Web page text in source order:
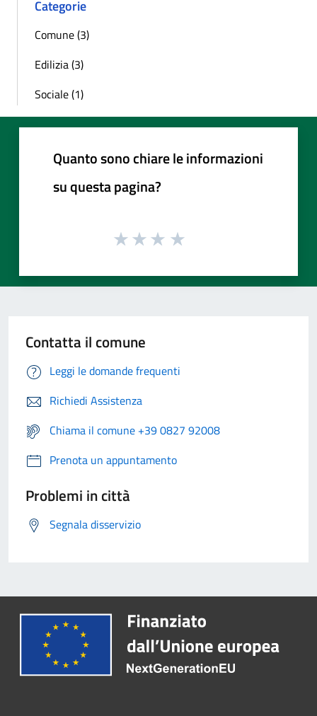
Categorie
Comune (3)
Edilizia (3)
Sociale (1)
Quanto sono chiare le informazioni
su questa pagina?
Contatta il comune
Leggi le domande frequenti
Richiedi Assistenza
Chiama il comune +39 0827 92008
Prenota un appuntamento
Problemi in città
Segnala disservizio